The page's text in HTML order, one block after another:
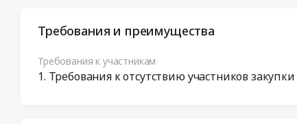
Требования и преимущества
Требования к участникам
Требования к отсутствию участников